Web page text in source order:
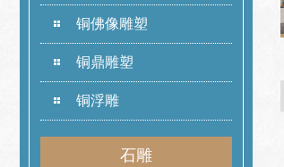
铜佛像雕塑
铜鼎雕塑
铜浮雕
石雕